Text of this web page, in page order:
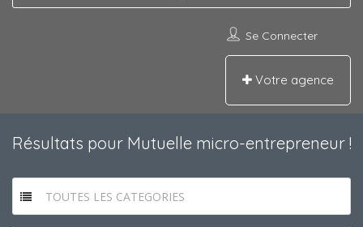
Se Connecter
Votre agence
Résultats pour Mutuelle micro-entrepreneur!
TOUTES LES CATEGORIES